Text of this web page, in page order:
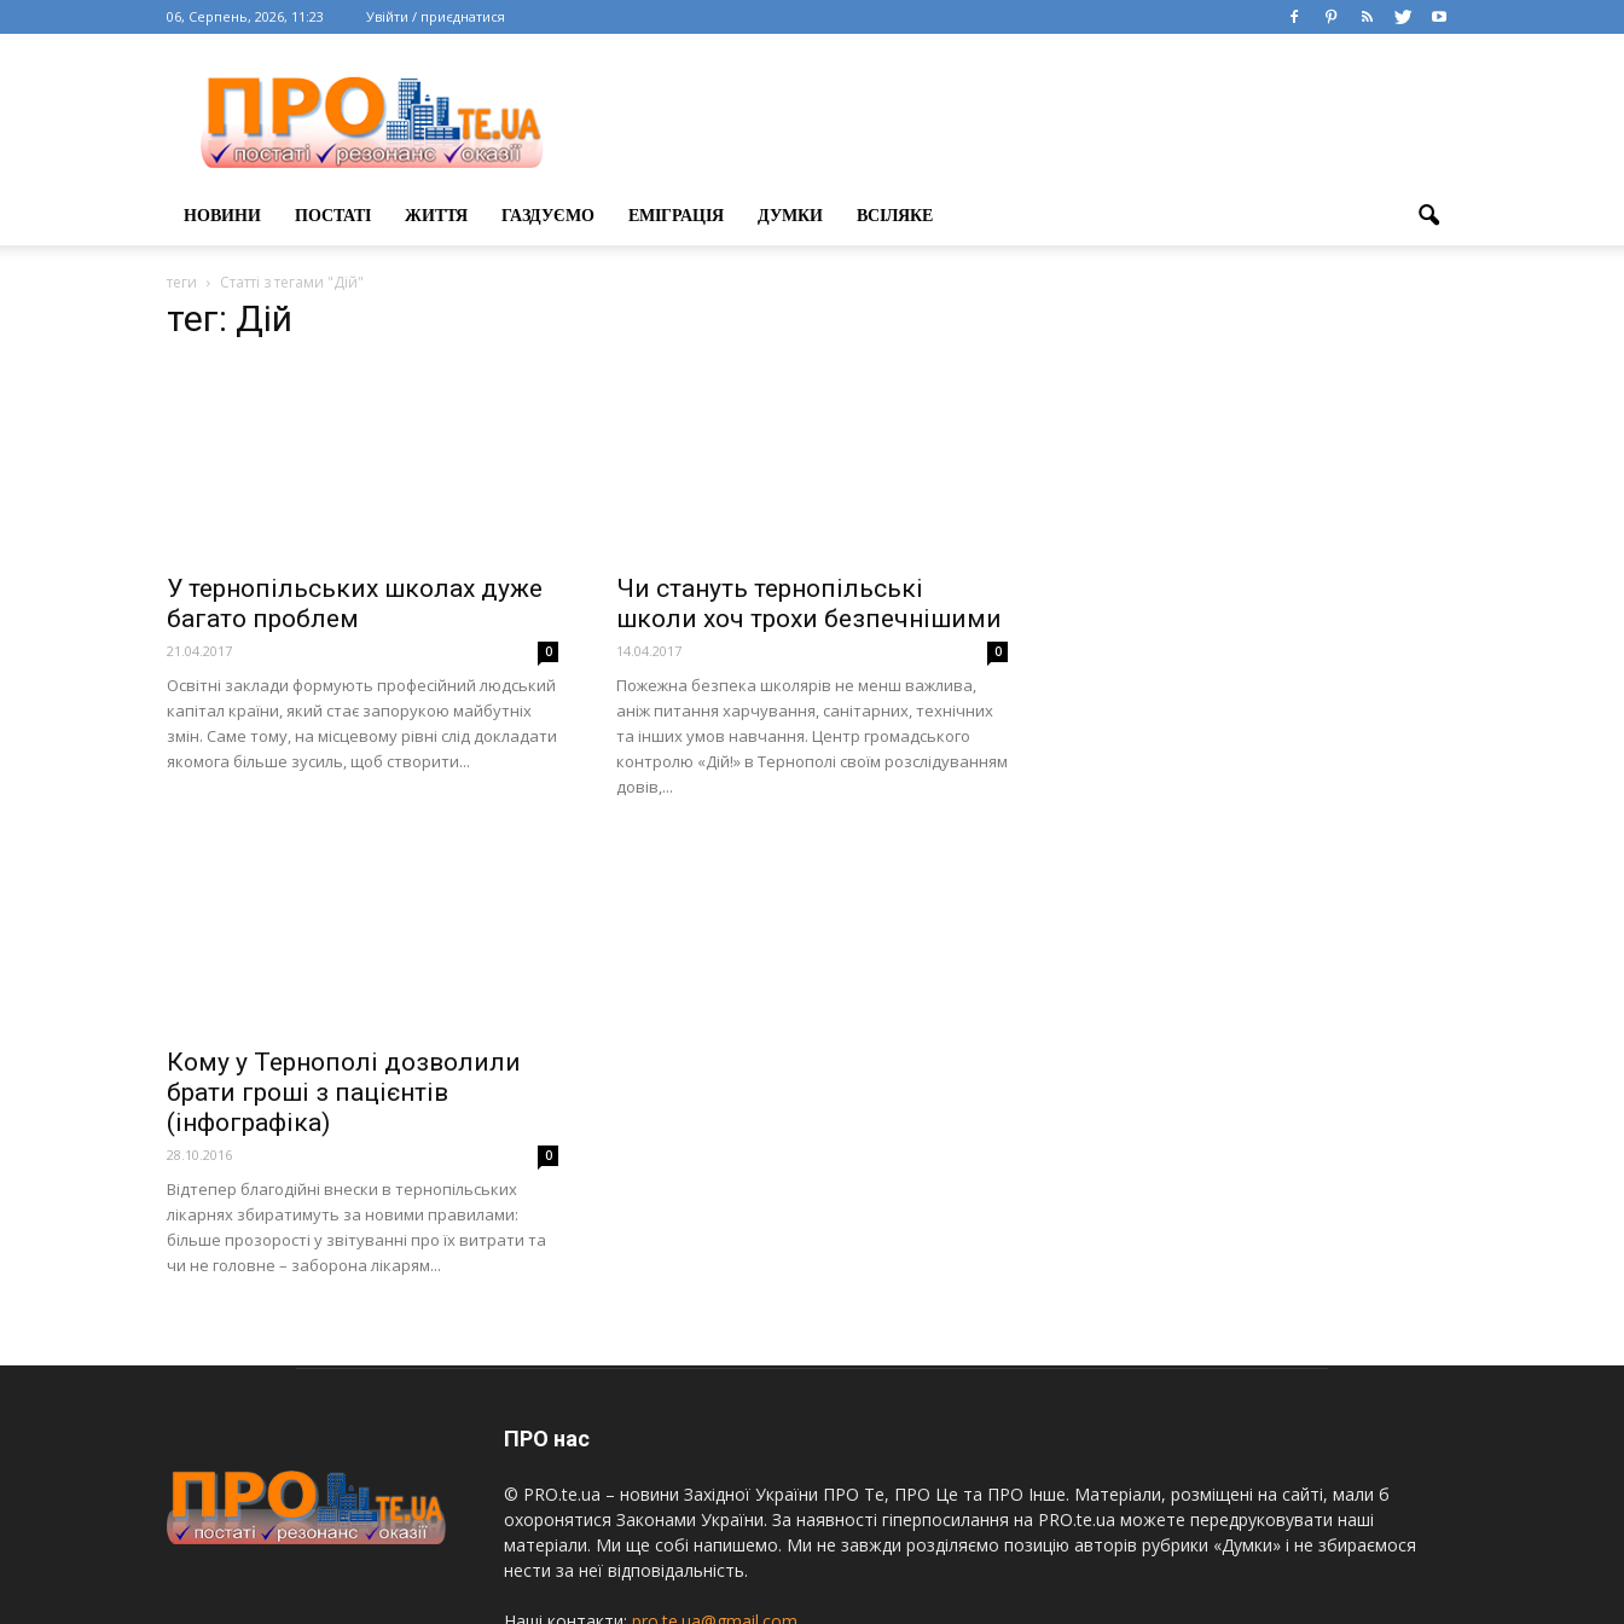
06, Серпень, 2026, 11:23 Увійти / приєднатися
НОВИНИ ПОСТАТІ ЖИТТЯ ГАЗДУЄМО ЕМІГРАЦІЯ ДУМКИ ВСІЛЯКЕ
теги Статті з тегами "Дій"
тег: Дій
У тернопільських школах дуже
багато проблем
21.04.2017 0
Освітні заклади формують професійний людський
капітал країни, який стає запорукою майбутніх
змін. Саме тому, на місцевому рівні слід докладати
якомога більше зусиль, щоб створити...
Чи стануть тернопільські
школи хоч трохи безпечнішими
14.04.2017 0
Пожежна безпека школярів не менш важлива,
аніж питання харчування, санітарних, технічних
та інших умов навчання. Центр громадського
контролю «Дій!» в Тернополі своїм розслідуванням
довів,...
Кому у Тернополі дозволили
брати гроші з пацієнтів
(інфографіка)
28.10.2016 0
Відтепер благодійні внески в тернопільських
лікарнях збиратимуть за новими правилами:
більше прозорості у звітуванні про їх витрати та
чи не головне – заборона лікарям...
ПРО нас
© PRO.te.ua – новини Західної України ПРО Те, ПРО Це та ПРО Інше. Матеріали, розміщені на сайті, мали б
охоронятися Законами України. За наявності гіперпосилання на PRO.te.ua можете передруковувати наші
матеріали. Ми ще собі напишемо. Ми не завжди розділяємо позицію авторів рубрики «Думки» і не збираємося
нести за неї відповідальність.